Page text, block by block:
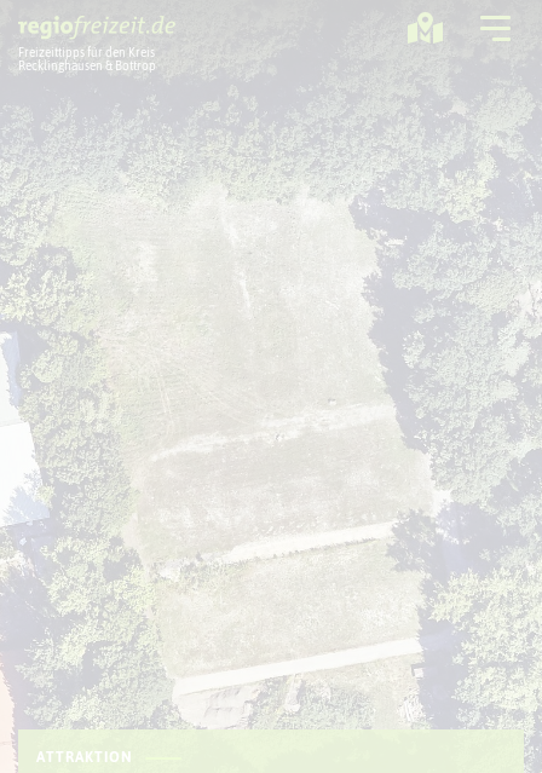
Freizeittipps für den Kreis
Recklinghausen & Bottrop
Ausflugstipps
Sport + Bewegung
Aktuelles
Freizeitregion
ATTRAKTION